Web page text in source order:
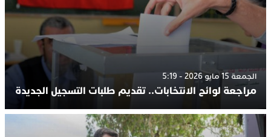
الجمعة 15 مايو 2026 - 5:19
مراجعة لوائح الانتخابات.. تقديم طلبات التسجيل الجديدة